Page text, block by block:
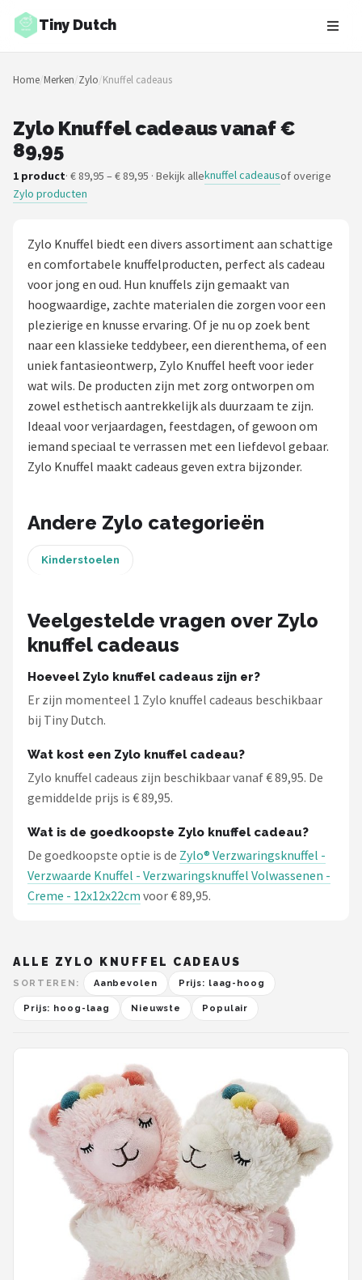
Tiny Dutch
Zoeken
NAVIGATIE
Merken
Blog
Knuffel Cadeaus
Babykleding Cadeaus
Blokken
Shop
POPULAIRE MERKEN
Jollein
Little Dutch
Soft Touch
FRIGG
Stokke
Done by Deer
Funnies.
Alle merken →
Home/Merken/Zylo/Knuffel cadeaus
Zylo Knuffel cadeaus vanaf €
89,95
1 product· € 89,95 – € 89,95 · Bekijk alleknuffel cadeausof overige
Zylo producten
Zylo Knuffel biedt een divers assortiment aan schattige
en comfortabele knuffelproducten, perfect als cadeau
voor jong en oud. Hun knuffels zijn gemaakt van
hoogwaardige, zachte materialen die zorgen voor een
plezierige en knusse ervaring. Of je nu op zoek bent
naar een klassieke teddybeer, een dierenthema, of een
uniek fantasieontwerp, Zylo Knuffel heeft voor ieder
wat wils. De producten zijn met zorg ontworpen om
zowel esthetisch aantrekkelijk als duurzaam te zijn.
Ideaal voor verjaardagen, feestdagen, of gewoon om
iemand speciaal te verrassen met een liefdevol gebaar.
Zylo Knuffel maakt cadeaus geven extra bijzonder.
Andere Zylo categorieën
Kinderstoelen
Veelgestelde vragen over Zylo
knuffel cadeaus
Hoeveel Zylo knuffel cadeaus zijn er?
Er zijn momenteel 1 Zylo knuffel cadeaus beschikbaar
bij Tiny Dutch.
Wat kost een Zylo knuffel cadeau?
Zylo knuffel cadeaus zijn beschikbaar vanaf € 89,95. De
gemiddelde prijs is € 89,95.
Wat is de goedkoopste Zylo knuffel cadeau?
De goedkoopste optie is de Zylo® Verzwaringsknuffel -
Verzwaarde Knuffel - Verzwaringsknuffel Volwassenen -
Creme - 12x12x22cm voor € 89,95.
ALLE ZYLO KNUFFEL CADEAUS
SORTEREN: Aanbevolen Prijs: laag-hoog
Prijs: hoog-laag Nieuwste Populair